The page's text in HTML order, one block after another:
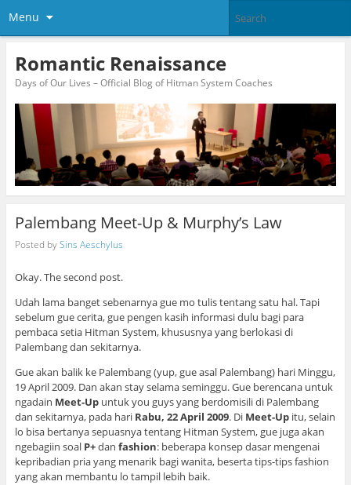
Menu
Romantic Renaissance
Days of Our Lives – Official Blog of Hitman System Coaches
Palembang Meet-Up & Murphy’s Law
Posted bySins Aeschylus
Okay. The second post.
Udah lama banget sebenarnya gue mo tulis tentang satu hal. Tapi
sebelum gue cerita, gue pengen kasih informasi dulu bagi para
pembaca setia Hitman System, khususnya yang berlokasi di
Palembang dan sekitarnya.
Gue akan balik ke Palembang (yup, gue asal Palembang) hari Minggu,
19 April 2009. Dan akan stay selama seminggu. Gue berencana untuk
ngadain Meet-Upuntuk you guys yang berdomisili di Palembang
dan sekitarnya, pada hari Rabu, 22 April 2009. Di Meet-Upitu, selain
lo bisa bertanya sepuasnya tentang Hitman System, gue juga akan
ngebagiin soal P+dan fashion: beberapa konsep dasar mengenai
kepribadian pria yang menarik bagi wanita, beserta tips-tips fashion
yang akan membantu lo tampil lebih baik.